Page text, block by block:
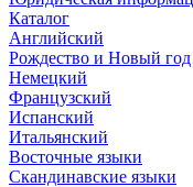
Каталог
Английский
Рождество и Новый год
Немецкий
Французский
Испанский
Итальянский
Восточные языки
Скандинавские языки